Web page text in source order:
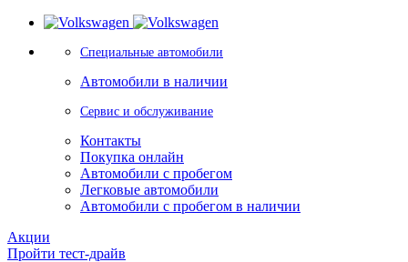
Специальные автомобили
Автомобили в наличии
Сервис и обслуживание
Контакты
Покупка онлайн
Автомобили с пробегом
Легковые автомобили
Автомобили с пробегом в наличии
Акции
Пройти тест-драйв